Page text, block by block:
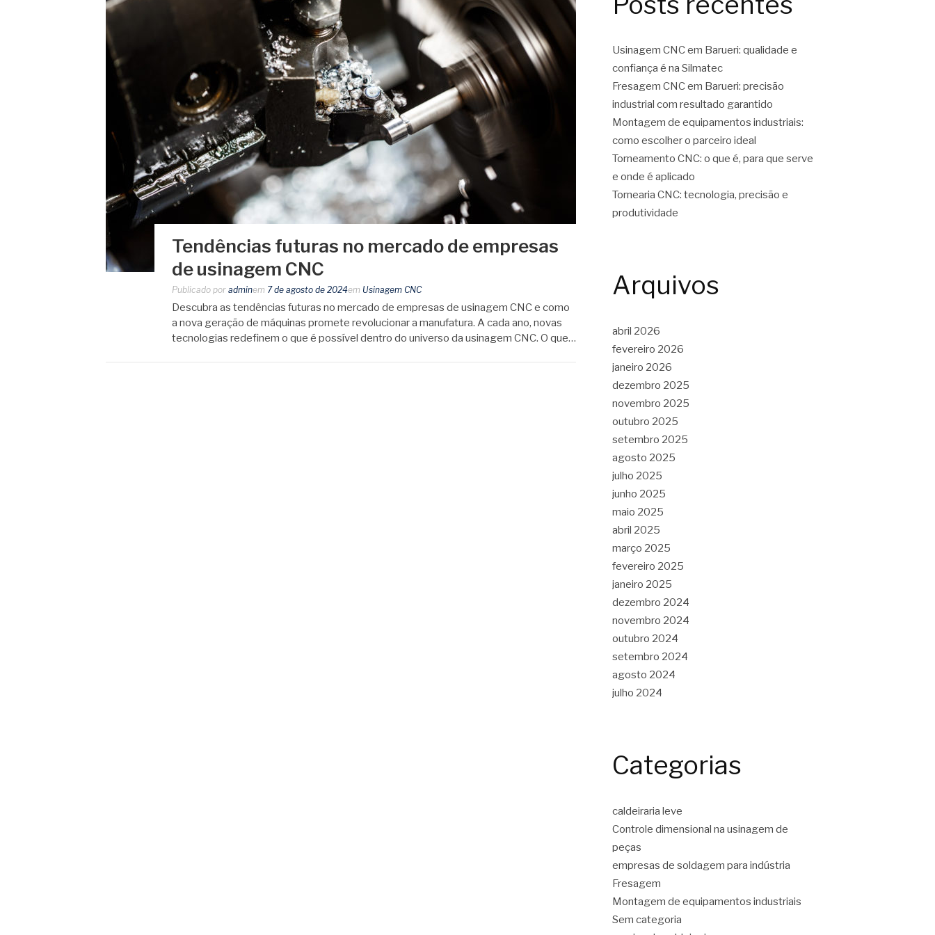
Tendências futuras no mercado de empresas
de usinagem CNC
Publicado por adminem 7 de agosto de 2024em Usinagem CNC
Descubra as tendências futuras no mercado de empresas de usinagem CNC e como
a nova geração de máquinas promete revolucionar a manufatura. A cada ano, novas
tecnologias redefinem o que é possível dentro do universo da usinagem CNC. O que…
Usinagem CNC em Barueri: qualidade e
confiança é na Silmatec
Fresagem CNC em Barueri: precisão
industrial com resultado garantido
Montagem de equipamentos industriais:
como escolher o parceiro ideal
Torneamento CNC: o que é, para que serve
e onde é aplicado
Tornearia CNC: tecnologia, precisão e
produtividade
Arquivos
abril 2026
fevereiro 2026
janeiro 2026
dezembro 2025
novembro 2025
outubro 2025
setembro 2025
agosto 2025
julho 2025
junho 2025
maio 2025
abril 2025
março 2025
fevereiro 2025
janeiro 2025
dezembro 2024
novembro 2024
outubro 2024
setembro 2024
agosto 2024
julho 2024
Categorias
caldeiraria leve
Controle dimensional na usinagem de
peças
empresas de soldagem para indústria
Fresagem
Montagem de equipamentos industriais
Sem categoria